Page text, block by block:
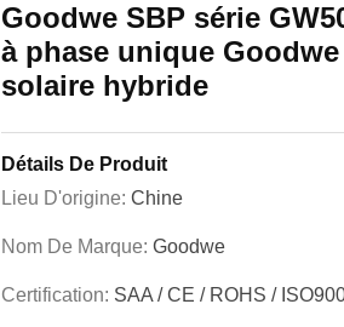
Goodwe SBP série
à phase unique
solaire hybride
Détails De Produit
Lieu D'origine: Chine
Nom De Marque: Goodwe
Certification: SAA / CE / ROHS /